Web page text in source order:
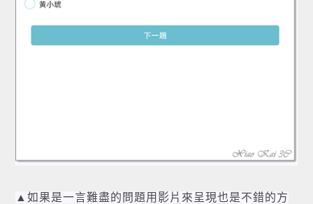
▲如果是一言難盡的問題用影片來呈現也是不錯的方